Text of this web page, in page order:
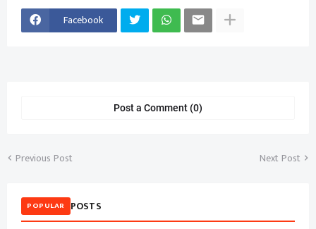
Facebook
Post a Comment (0)
Previous Post Next Post
POPULAR POSTS